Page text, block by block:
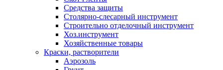
Средства защиты
Столярно-слесарный инструмент
Строительно отделочный инструмент
Хоз.инструмент
Хозяйственные товары
Краски, растворители
Аэрозоль